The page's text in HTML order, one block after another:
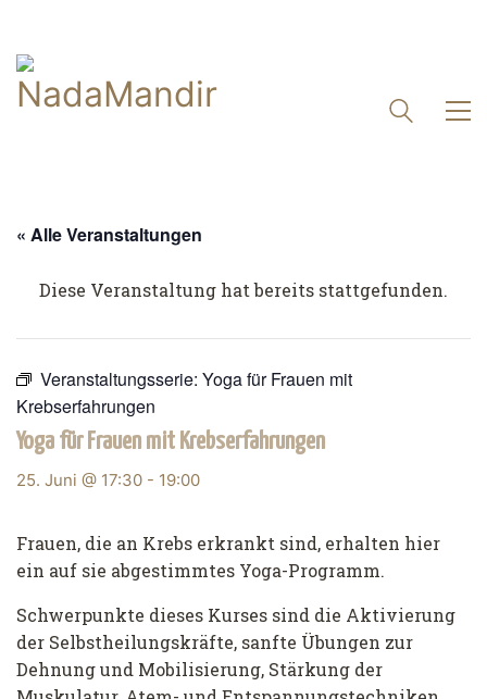
« Alle Veranstaltungen
Diese Veranstaltung hat bereits stattgefunden.
Veranstaltungsserie: Yoga für Frauen mit
Krebserfahrungen
Yoga für Frauen mit Krebserfahrungen
25. Juni @ 17:30 - 19:00
Frauen, die an Krebs erkrankt sind, erhalten hier
ein auf sie abgestimmtes Yoga-Programm.
Schwerpunkte dieses Kurses sind die Aktivierung
der Selbstheilungskräfte, sanfte Übungen zur
Dehnung und Mobilisierung, Stärkung der